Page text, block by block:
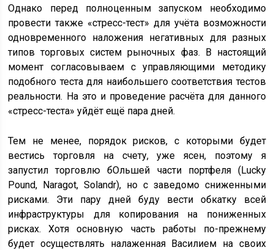
Однако перед полноценным запуском необходимо
провести также «стресс-тест» для учёта возможности
одновременного наложения негативных для разных
типов торговых систем рыночных фаз. В настоящий
момент согласовываем с управляющими методику
подобного теста для наибольшего соответствия тестов
реальности. На это и проведение расчёта для данного
«стресс-теста» уйдёт ещё пара дней.
Тем не менее, порядок рисков, с которыми будет
вестись торговля на счету, уже ясен, поэтому я
запустил торговлю бОльшей части портфеля (Lucky
Pound, Naragot, Solandr), но с заведомо сниженными
рисками. Эти пару дней буду вести обкатку всей
инфраструктуры для копирования на пониженных
рисках. Хотя основную часть работы по-прежнему
будет осуществлять налаженная Василием на своих